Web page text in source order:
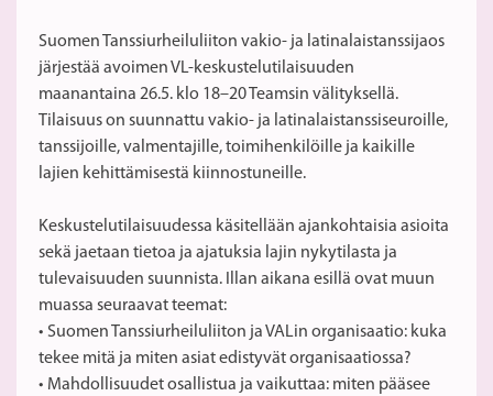
Suomen Tanssiurheiluliiton vakio- ja latinalaistanssijaos
järjestää avoimen VL-keskustelutilaisuuden
maanantaina 26.5. klo 18–20 Teamsin välityksellä.
Tilaisuus on suunnattu vakio- ja latinalaistanssiseuroille,
tanssijoille, valmentajille, toimihenkilöille ja kaikille
lajien kehittämisestä kiinnostuneille.
Keskustelutilaisuudessa käsitellään ajankohtaisia asioita
sekä jaetaan tietoa ja ajatuksia lajin nykytilasta ja
tulevaisuuden suunnista. Illan aikana esillä ovat muun
muassa seuraavat teemat:
• Suomen Tanssiurheiluliiton ja VALin organisaatio: kuka
tekee mitä ja miten asiat edistyvät organisaatiossa?
• Mahdollisuudet osallistua ja vaikuttaa: miten pääsee